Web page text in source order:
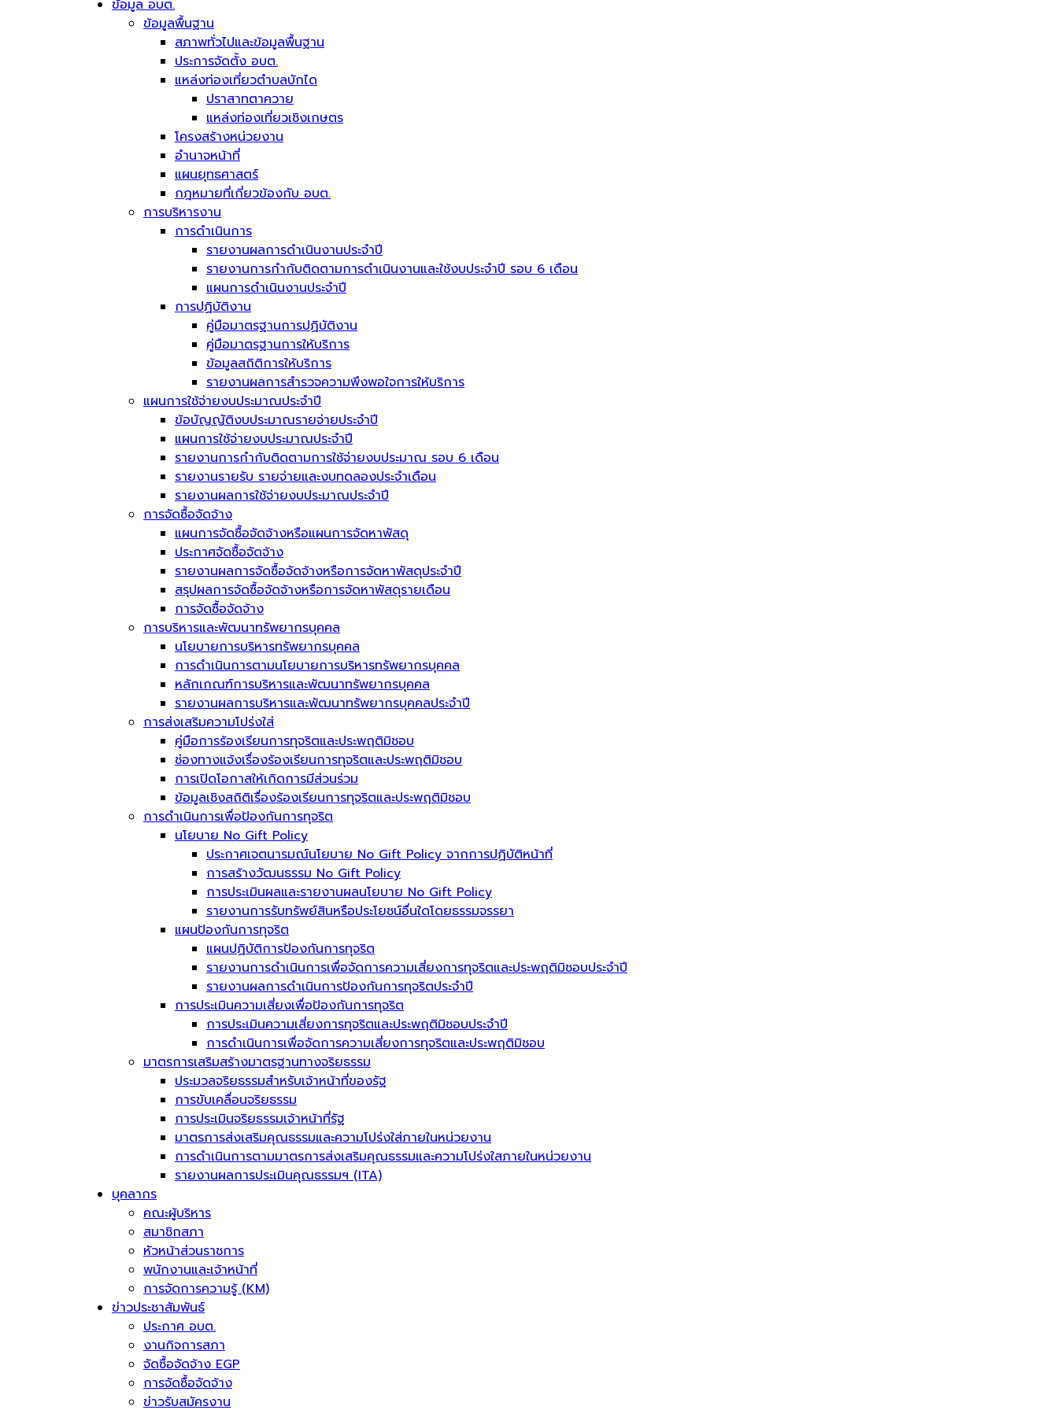
ข้อมูล อบต.
ข้อมูลพื้นฐาน
สภาพทั่วไปและข้อมูลพื้นฐาน
ประการจัดตั้ง อบต.
แหล่งท่องเที่ยวตำบลบักได
ปราสาทตาควาย
แหล่งท่องเที่ยวเชิงเกษตร
โครงสร้างหน่วยงาน
อำนาจหน้าที่
แผนยุทธศาสตร์
กฎหมายที่เกี่ยวข้องกับ อบต.
การบริหารงาน
การดำเนินการ
รายงานผลการดำเนินงานประจำปี
รายงานการกำกับติดตามการดำเนินงานและใช้งบประจำปี รอบ 6 เดือน
แผนการดำเนินงานประจำปี
การปฏิบัติงาน
คู่มือมาตรฐานการปฏิบัติงาน
คู่มือมาตรฐานการให้บริการ
ข้อมูลสถิติการให้บริการ
รายงานผลการสำรวจความพึงพอใจการให้บริการ
แผนการใช้จ่ายงบประมาณประจำปี
ข้อบัญญัติงบประมาณรายจ่ายประจำปี
แผนการใช้จ่ายงบประมาณประจำปี
รายงานการกำกับติดตามการใช้จ่ายงบประมาณ รอบ 6 เดือน
รายงานรายรับ รายจ่ายและงบทดลองประจำเดือน
รายงานผลการใช้จ่ายงบประมาณประจำปี
การจัดซื้อจัดจ้าง
แผนการจัดซื้อจัดจ้างหรือแผนการจัดหาพัสดุ
ประกาศจัดซื้อจัดจ้าง
รายงานผลการจัดซื้อจัดจ้างหรือการจัดหาพัสดุประจำปี
สรุปผลการจัดซื้อจัดจ้างหรือการจัดหาพัสดุรายเดือน
การจัดซื้อจัดจ้าง
การบริหารและพัฒนาทรัพยากรบุคคล
นโยบายการบริหารทรัพยากรบุคคล
การดำเนินการตามนโยบายการบริหารทรัพยากรบุคคล
หลักเกณฑ์การบริหารและพัฒนาทรัพยากรบุคคล
รายงานผลการบริหารและพัฒนาทรัพยากรบุคคลประจำปี
การส่งเสริมความโปร่งใส่
คู่มือการร้องเรียนการทุจริตและประพฤติมิชอบ
ช่องทางแจ้งเรื่องร้องเรียนการทุจริตและประพฤติมิชอบ
การเปิดโอกาสให้เกิดการมีส่วนร่วม
ข้อมูลเชิงสถิติเรื่องร้องเรียนการทุจริตและประพฤติมิชอบ
การดำเนินการเพื่อป้องกันการทุจริต
นโยบาย No Gift Policy
ประกาศเจตนารมณ์นโยบาย No Gift Policy จากการปฏิบัติหน้าที่
การสร้างวัฒนธรรม No Gift Policy
การประเมินผลและรายงานผลนโยบาย No Gift Policy
รายงานการรับทรัพย์สินหรือประโยชน์อื่นใดโดยธรรมจรรยา
แผนป้องกันการทุจริต
แผนปฏิบัติการป้องกันการทุจริต
รายงานการดำเนินการเพื่อจัดการความเสี่ยงการทุจริตและประพฤติมิชอบประจำปี
รายงานผลการดำเนินการป้องกันการทุจริตประจำปี
การประเมินความเสี่ยงเพื่อป้องกันการทุจริต
การประเมินความเสี่ยงการทุจริตและประพฤติมิชอบประจำปี
การดำเนินการเพื่อจัดการความเสี่ยงการทุจริตและประพฤติมิชอบ
มาตรการเสริมสร้างมาตรฐานทางจริยธรรม
ประมวลจริยธรรมสำหรับเจ้าหน้าที่ของรัฐ
การขับเคลื่อนจริยธรรม
การประเมินจริยธรรมเจ้าหน้าที่รัฐ
มาตรการส่งเสริมคุณธรรมและความโปร่งใส่ภายในหน่วยงาน
การดำเนินการตามมาตรการส่งเสริมคุณธรรมและความโปร่งใสภายในหน่วยงาน
รายงานผลการประเมินคุณธรรมฯ (ITA)
บุคลากร
คณะผู้บริหาร
สมาชิกสภา
หัวหน้าส่วนราชการ
พนักงานและเจ้าหน้าที่
การจัดการความรู้ (KM)
ข่าวประชาสัมพันธ์
ประกาศ อบต.
งานกิจการสภา
จัดซื้อจัดจ้าง EGP
การจัดซื้อจัดจ้าง
ข่าวรับสมัครงาน